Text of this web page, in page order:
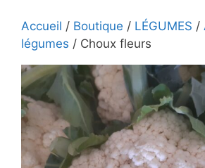
Accueil / Boutique / LÉGUMES /
légumes / Choux fleurs